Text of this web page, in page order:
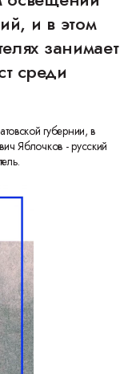
и в этом
занимает
среди
губернии, в
Яблочков - русский